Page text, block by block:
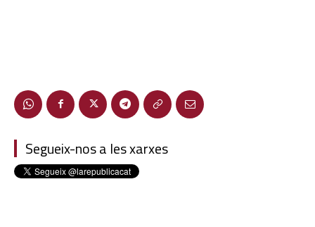
Segueix-nos a les xarxes